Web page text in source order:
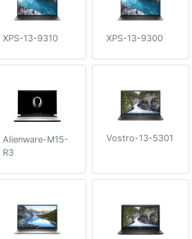
XPS-13-9310 XPS-13-9300
Alienware-M15-
R3
Vostro-13-5301